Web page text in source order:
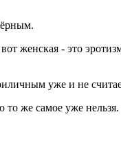
женская - это
уже и не
же самое уже нельзя.